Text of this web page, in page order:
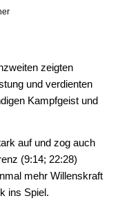
zeigten
und verdienten
Kampfgeist und
auf und zog auch
(9:14; 22:28)
mehr Willenskraft
ins Spiel.